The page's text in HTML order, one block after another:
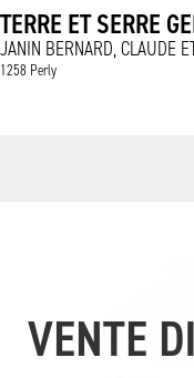
TERRE ET SERRE
JANIN BERNARD, CLAUDE
1258 Perly
VENTE